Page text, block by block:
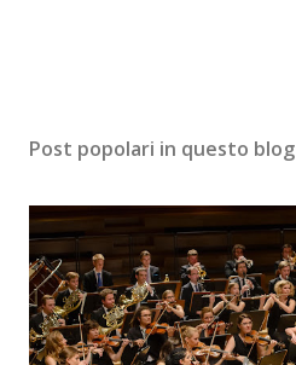
Post popolari in questo blog